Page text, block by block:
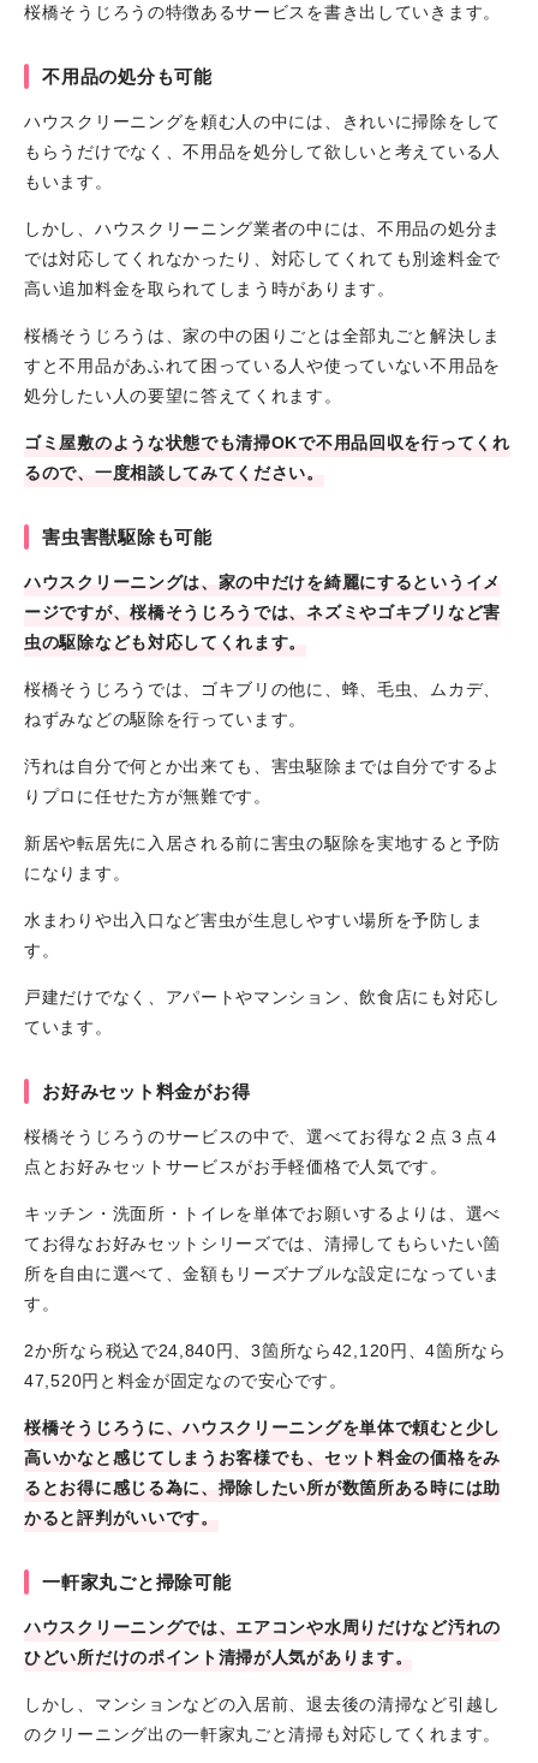
桜橋そうじろうの特徴あるサービスを書き出していきます。
不用品の処分も可能
ハウスクリーニングを頼む人の中には、きれいに掃除をして
もらうだけでなく、不用品を処分して欲しいと考えている人
もいます。
しかし、ハウスクリーニング業者の中には、不用品の処分ま
では対応してくれなかったり、対応してくれても別途料金で
高い追加料金を取られてしまう時があります。
桜橋そうじろうは、家の中の困りごとは全部丸ごと解決しま
すと不用品があふれて困っている人や使っていない不用品を
処分したい人の要望に答えてくれます。
ゴミ屋敷のような状態でも清掃OKで不用品回収を行ってくれ
るので、一度相談してみてください。
害虫害獣駆除も可能
ハウスクリーニングは、家の中だけを綺麗にするというイメ
ージですが、桜橋そうじろうでは、ネズミやゴキブリなど害
虫の駆除なども対応してくれます。
桜橋そうじろうでは、ゴキブリの他に、蜂、毛虫、ムカデ、
ねずみなどの駆除を行っています。
汚れは自分で何とか出来ても、害虫駆除までは自分でするよ
りプロに任せた方が無難です。
新居や転居先に入居される前に害虫の駆除を実地すると予防
になります。
水まわりや出入口など害虫が生息しやすい場所を予防しま
す。
戸建だけでなく、アパートやマンション、飲食店にも対応し
ています。
お好みセット料金がお得
桜橋そうじろうのサービスの中で、選べてお得な２点３点４
点とお好みセットサービスがお手軽価格で人気です。
キッチン・洗面所・トイレを単体でお願いするよりは、選べ
てお得なお好みセットシリーズでは、清掃してもらいたい箇
所を自由に選べて、金額もリーズナブルな設定になっていま
す。
2か所なら税込で24,840円、3箇所なら42,120円、4箇所なら
47,520円と料金が固定なので安心です。
桜橋そうじろうに、ハウスクリーニングを単体で頼むと少し
高いかなと感じてしまうお客様でも、セット料金の価格をみ
るとお得に感じる為に、掃除したい所が数箇所ある時には助
かると評判がいいです。
一軒家丸ごと掃除可能
ハウスクリーニングでは、エアコンや水周りだけなど汚れの
ひどい所だけのポイント清掃が人気があります。
しかし、マンションなどの入居前、退去後の清掃など引越し
のクリーニング出の一軒家丸ごと清掃も対応してくれます。